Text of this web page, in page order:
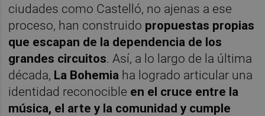
ciudades como Castelló, no ajenas a ese
proceso, han construido propuestas propias
que escapan de la dependencia de los
grandes circuitos. Así, a lo largo de la última
década, La Bohemia ha logrado articular una
identidad reconocible en el cruce entre la
música, el arte y la comunidad y cumple